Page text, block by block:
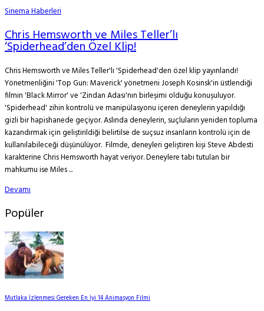
Sinema Haberleri
Chris Hemsworth ve Miles Teller’lı
‘Spiderhead’den Özel Klip!
Chris Hemsworth ve Miles Teller'lı 'Spiderhead'den özel klip yayınlandı!
Yönetmenliğini 'Top Gun: Maverick' yönetmeni Joseph Kosinsk'in üstlendiği
filmin 'Black Mirror' ve 'Zindan Adası'nın birleşimi olduğu konuşuluyor.
'Spiderhead' zihin kontrolü ve manipülasyonu içeren deneylerin yapıldığı
gizli bir hapishanede geçiyor. Aslında deneylerin, suçluların yeniden topluma
kazandırmak için geliştirildiği belirtilse de suçsuz insanların kontrolü için de
kullanılabileceği düşünülüyor. Filmde, deneyleri geliştiren kişi Steve Abdesti
karakterine Chris Hemsworth hayat veriyor. Deneylere tabi tutulan bir
mahkumu ise Miles ...
Devamı
Popüler
Mutlaka İzlenmesi Gereken En İyi 14 Animasyon Filmi